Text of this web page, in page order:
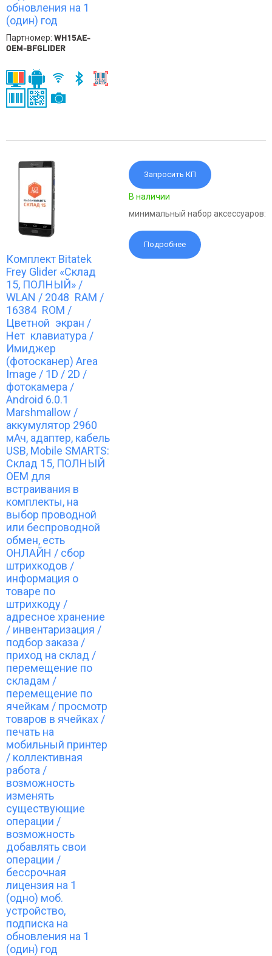
обновления на 1
(один) год
Партномер: WH15AE-
OEM-BFGLIDER
Запросить КП
В наличии
минимальный набор аксессуаров:
Подробнее
Комплект Bitatek
Frey Glider «Склад
15, ПОЛНЫЙ» /
WLAN / 2048 RAM /
16384 ROM /
Цветной экран /
Нет клавиатура /
Имиджер
(фотосканер) Area
Image / 1D / 2D /
фотокамера /
Android 6.0.1
Marshmallow /
аккумулятор 2960
мАч, адаптер, кабель
USB, Mobile SMARTS:
Склад 15, ПОЛНЫЙ
OEM для
встраивания в
комплекты, на
выбор проводной
или беспроводной
обмен, есть
ОНЛАЙН / сбор
штрихкодов /
информация о
товаре по
штрихкоду /
адресное хранение
/ инвентаризация /
подбор заказа /
приход на склад /
перемещение по
складам /
перемещение по
ячейкам / просмотр
товаров в ячейках /
печать на
мобильный принтер
/ коллективная
работа /
возможность
изменять
существующие
операции /
возможность
добавлять свои
операции /
бессрочная
лицензия на 1
(одно) моб.
устройство,
подписка на
обновления на 1
(один) год